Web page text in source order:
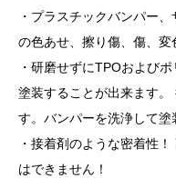
・プラスチックバンパー
の色あせ、擦り傷、傷、変
・研磨せずにTPOおよび
塗装することが出来ます
す。バンパーを洗浄して塗
・接着剤のような密着性
はできません！